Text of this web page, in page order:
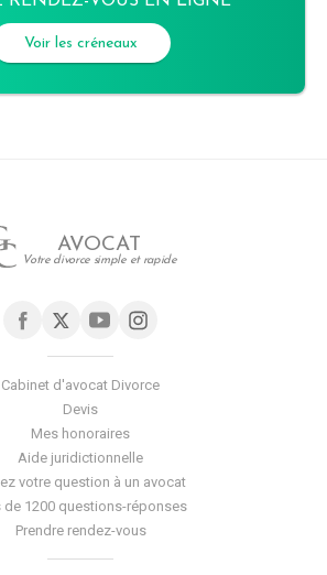
Voir les créneaux
AVOCAT
Votre divorce simple et rapide
Cabinet d'avocat Divorce
Devis
Mes honoraires
Aide juridictionnelle
votre question à un avocat
de 1200 questions-réponses
Prendre rendez-vous